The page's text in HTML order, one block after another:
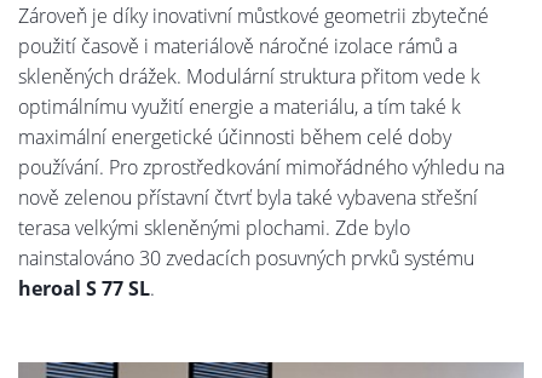
Zároveň je díky inovativní můstkové geometrii zbytečné
použití časově i materiálově náročné izolace rámů a
skleněných drážek. Modulární struktura přitom vede k
optimálnímu využití energie a materiálu, a tím také k
maximální energetické účinnosti během celé doby
používání. Pro zprostředkování mimořádného výhledu na
nově zelenou přístavní čtvrť byla také vybavena střešní
terasa velkými skleněnými plochami. Zde bylo
nainstalováno 30 zvedacích posuvných prvků systému
heroal S 77 SL.